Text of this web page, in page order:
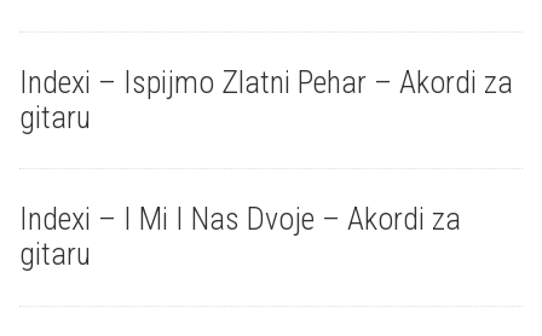
Indexi – Ispijmo Zlatni Pehar – Akordi za
gitaru
Indexi – I Mi I Nas Dvoje – Akordi za
gitaru